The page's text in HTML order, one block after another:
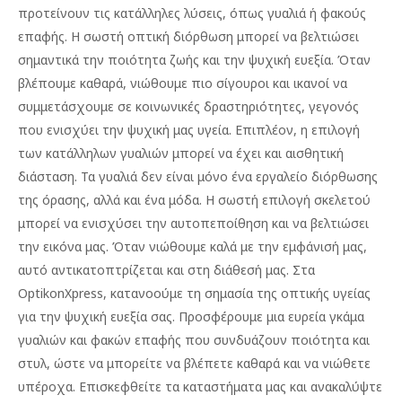
προτείνουν τις κατάλληλες λύσεις, όπως γυαλιά ή φακούς
επαφής. Η σωστή οπτική διόρθωση μπορεί να βελτιώσει
σημαντικά την ποιότητα ζωής και την ψυχική ευεξία. Όταν
βλέπουμε καθαρά, νιώθουμε πιο σίγουροι και ικανοί να
συμμετάσχουμε σε κοινωνικές δραστηριότητες, γεγονός
που ενισχύει την ψυχική μας υγεία. Επιπλέον, η επιλογή
των κατάλληλων γυαλιών μπορεί να έχει και αισθητική
διάσταση. Τα γυαλιά δεν είναι μόνο ένα εργαλείο διόρθωσης
της όρασης, αλλά και ένα μόδα. Η σωστή επιλογή σκελετού
μπορεί να ενισχύσει την αυτοπεποίθηση και να βελτιώσει
την εικόνα μας. Όταν νιώθουμε καλά με την εμφάνισή μας,
αυτό αντικατοπτρίζεται και στη διάθεσή μας. Στα
OptikonXpress, κατανοούμε τη σημασία της οπτικής υγείας
για την ψυχική ευεξία σας. Προσφέρουμε μια ευρεία γκάμα
γυαλιών και φακών επαφής που συνδυάζουν ποιότητα και
στυλ, ώστε να μπορείτε να βλέπετε καθαρά και να νιώθετε
υπέροχα. Επισκεφθείτε τα καταστήματα μας και ανακαλύψτε